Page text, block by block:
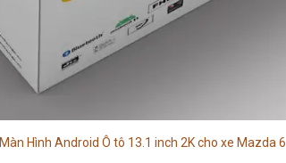
Màn Hình Android Ô tô 13.1 inch 2K cho xe Mazda 6